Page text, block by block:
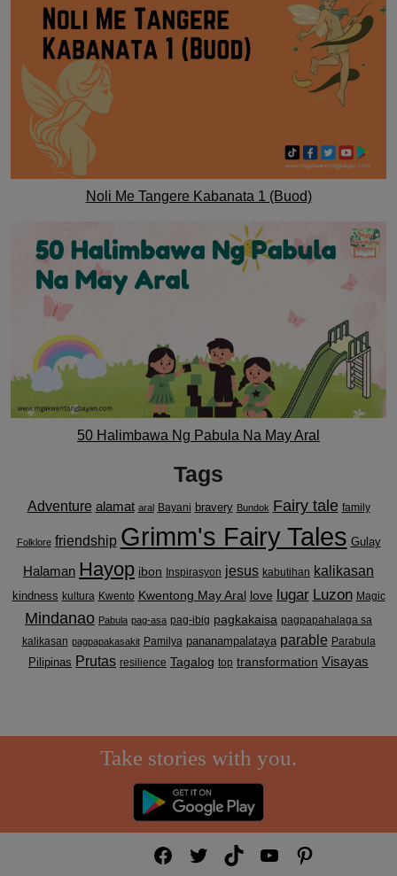
Noli Me Tangere Kabanata 1 (Buod)
50 Halimbawa Ng Pabula Na May Aral
Tags
Adventure alamat aral Bayani bravery Bundok Fairy tale family
Folklore friendship Grimm's Fairy Tales Gulay
Halaman Hayop ibon Inspirasyon jesus kabutihan kalikasan
kindness kultura Kwento Kwentong May Aral love lugar Luzon Magic
Mindanao Pabula pag-asa pag-ibig pagkakaisa pagpapahalaga sa
kalikasan pagpapakasakit Pamilya pananampalataya parable Parabula
Pilipinas Prutas resilience Tagalog top transformation Visayas
Take stories with you.
Facebook
Twitter TikTok YouTube